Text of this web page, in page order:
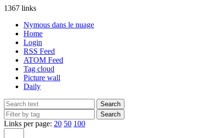
1367 links
Nymous dans le nuage
Home
Login
RSS Feed
ATOM Feed
Tag cloud
Picture wall
Daily
Links per page: 20 50 100